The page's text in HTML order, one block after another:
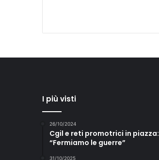
I più visti
26/10/2024
Cgil e reti promotrici in piazza:
“Fermiamo le guerre”
31/10/2025